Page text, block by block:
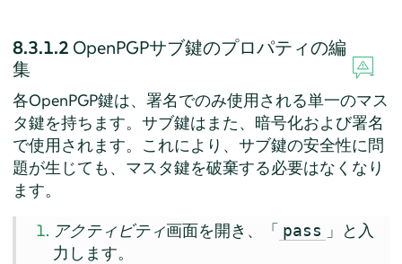
8.3.1.2 OpenPGPサブ鍵のプロパティの編
集
各OpenPGP鍵は、署名でのみ使用される単一のマス
タ鍵を持ちます。サブ鍵はまた、暗号化および署名
で使用されます。これにより、サブ鍵の安全性に問
題が生じても、マスタ鍵を破棄する必要はなくなり
ます。
アクティビティ画面を開き、「 pass 」と入
力します。